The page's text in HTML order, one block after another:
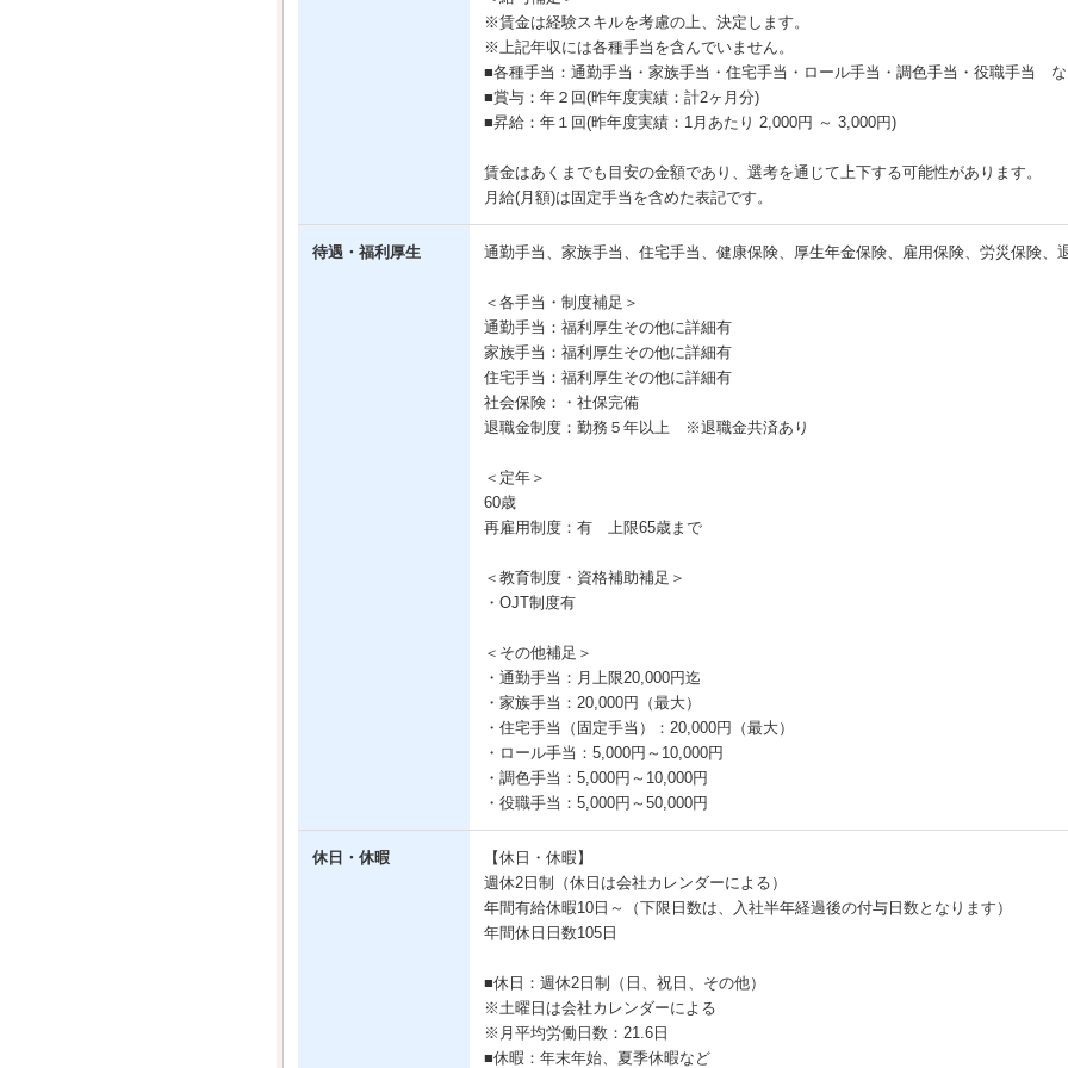
※賃金は経験スキルを考慮の上、決定します。
※上記年収には各種手当を含んでいません。
■各種手当：通勤手当・家族手当・住宅手当・ロール手当・調色手当・役職手当
■賞与：年２回(昨年度実績：計2ヶ月分)
■昇給：年１回(昨年度実績：1月あたり 2,000円 ～ 3,000円)
賃金はあくまでも目安の金額であり、選考を通じて上下する可能性があります。
月給(月額)は固定手当を含めた表記です。
待遇・福利厚生 通勤手当、家族手当、住宅手当、健康保険、厚生年金保険、雇用保険、労災保険、
＜各手当・制度補足＞
通勤手当：福利厚生その他に詳細有
家族手当：福利厚生その他に詳細有
住宅手当：福利厚生その他に詳細有
社会保険：・社保完備
退職金制度：勤務５年以上 ※退職金共済あり
＜定年＞
60歳
再雇用制度：有 上限65歳まで
＜教育制度・資格補助補足＞
・OJT制度有
＜その他補足＞
・通勤手当：月上限20,000円迄
・家族手当：20,000円（最大）
・住宅手当（固定手当）：20,000円（最大）
・ロール手当：5,000円～10,000円
・調色手当：5,000円～10,000円
・役職手当：5,000円～50,000円
休日・休暇
【休日・休暇】
週休2日制（休日は会社カレンダーによる）
年間有給休暇10日～（下限日数は、入社半年経過後の付与日数となります）
年間休日日数105日
■休日：週休2日制（日、祝日、その他）
※土曜日は会社カレンダーによる
※月平均労働日数：21.6日
■休暇：年末年始、夏季休暇など